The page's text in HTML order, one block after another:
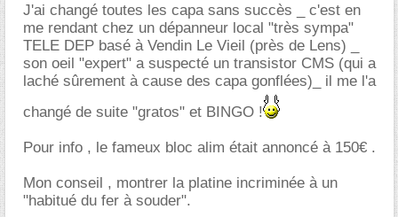
J'ai changé toutes les capa sans succès _ c'est en
me rendant chez un dépanneur local "très sympa"
TELE DEP basé à Vendin Le Vieil (près de Lens) _
son oeil "expert" a suspecté un transistor CMS (qui a
laché sûrement à cause des capa gonflées)_ il me l'a
changé de suite "gratos" et BINGO !
Pour info , le fameux bloc alim était annoncé à 150€ .
Mon conseil , montrer la platine incriminée à un
"habitué du fer à souder".